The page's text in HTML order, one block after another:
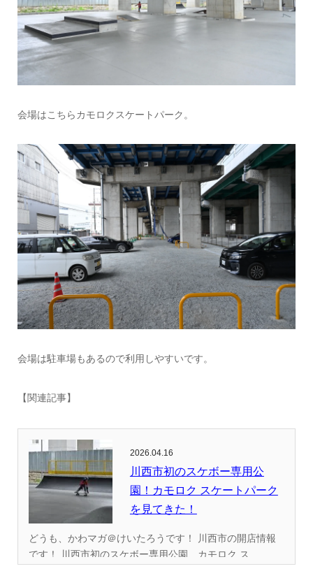
会場はこちらカモロクスケートパーク。
会場は駐車場もあるので利用しやすいです。
【関連記事】
2026.04.16
川西市初のスケボー専用公
園！カモロク スケートパーク
を見てきた！
どうも、かわマガ＠けいたろうです！ 川西市の開店情報
です！ 川西市初のスケボー専用公園、カモロク ス...